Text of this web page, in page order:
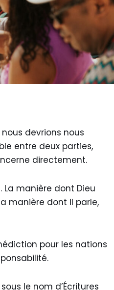
devrions nous
entre deux parties,
directement.
manière dont Dieu
manière dont il parle,
pour les nations
le nom d’Écritures